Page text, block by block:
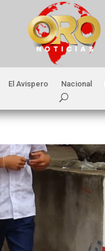
El Avispero Nacional